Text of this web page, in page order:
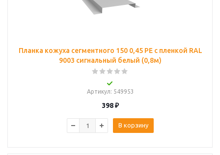
Планка кожуха сегментного 150 0,45 PE с пленкой RAL
9003 сигнальный белый (0,8м)
Артикул: 549953
398₽
В корзину